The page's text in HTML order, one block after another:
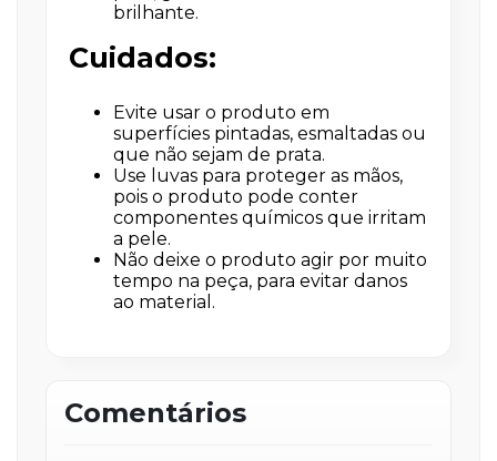
brilhante.
Cuidados:
Evite usar o produto em
superfícies pintadas, esmaltadas ou
que não sejam de prata.
Use luvas para proteger as mãos,
pois o produto pode conter
componentes químicos que irritam
a pele.
Não deixe o produto agir por muito
tempo na peça, para evitar danos
ao material.
Comentários